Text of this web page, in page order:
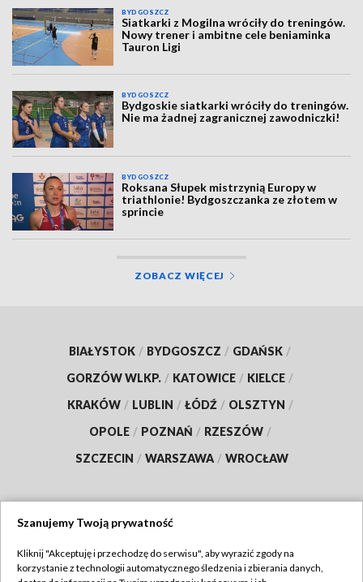
BYDGOSZCZ
Siatkarki z Mogilna wróciły do treningów.
Nowy trener i ambitne cele beniaminka
Tauron Ligi
BYDGOSZCZ
Bydgoskie siatkarki wróciły do treningów.
Nie ma żadnej zagranicznej zawodniczki!
BYDGOSZCZ
Roksana Słupek mistrzynią Europy w
triathlonie! Bydgoszczanka ze złotem w
sprincie
ZOBACZ WIĘCEJ
BIAŁYSTOK / BYDGOSZCZ / GDAŃSK /
GORZÓW WLKP. / KATOWICE / KIELCE /
KRAKÓW / LUBLIN / ŁÓDŹ / OLSZTYN /
OPOLE / POZNAŃ / RZESZÓW /
SZCZECIN / WARSZAWA / WROCŁAW
TVP
Szanujemy Twoją prywatność
Kliknij "Akceptuję i przechodzę do serwisu", aby wyrazić zgody na
korzystanie z technologii automatycznego śledzenia i zbierania danych,